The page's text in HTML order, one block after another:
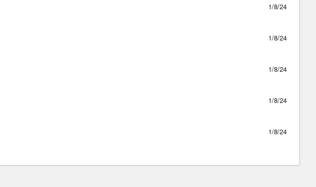
1/8/24
1/8/24
1/8/24
1/8/24
1/8/24